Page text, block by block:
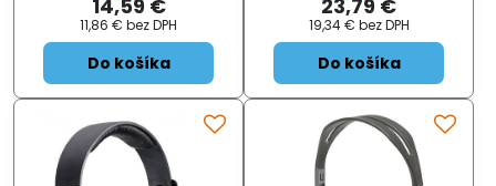
zvukový přednes, který je ve
hrách velmi důležitý. Stejně
tak polohovatelný mikro...
14,59 €
11,86 € bez DPH
Do košíka
sluchátky s měkkými
náušníky. Vysoce kvalitní
reproduktory poskytují bohatý
digitální zvuk a nastav...
23,79 €
19,34 € bez DPH
Do košíka